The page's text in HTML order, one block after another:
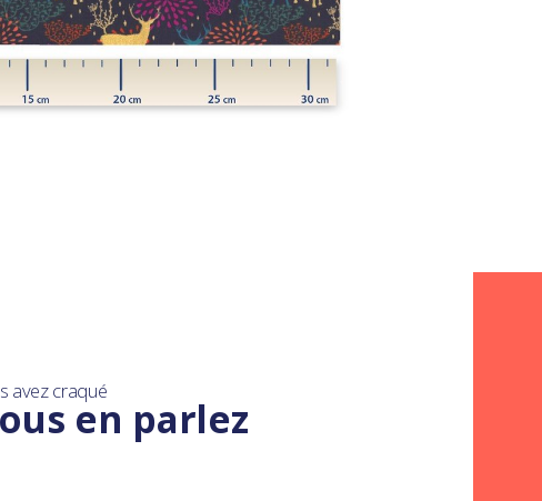
avez craqué
en parlez